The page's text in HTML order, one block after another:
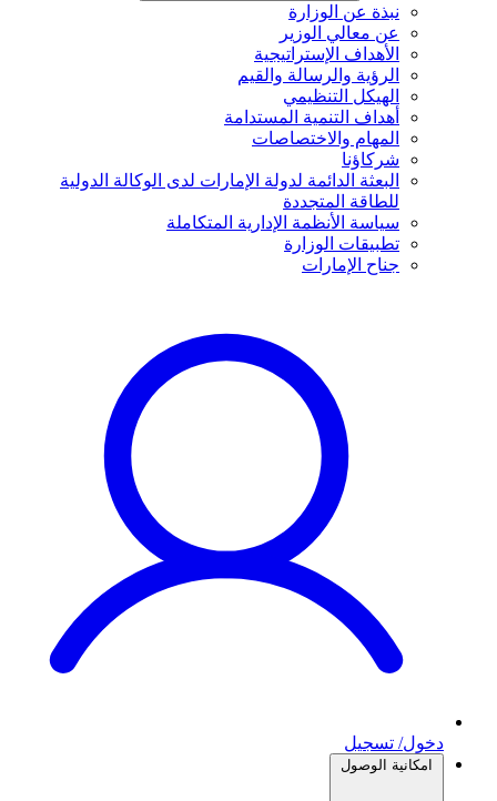
نبذة عن الوزارة
عن معالي الوزير
الأهداف الإستراتيجية
الرؤية والرسالة والقيم
الهيكل التنظيمي
أهداف التنمية المستدامة
المهام والاختصاصات
شركاؤنا
البعثة الدائمة لدولة الإمارات لدى الوكالة الدولية
للطاقة المتجددة
سياسة الأنظمة الإدارية المتكاملة
تطبيقات الوزارة
جناح الإمارات
دخول/ تسجيل
امكانية الوصول